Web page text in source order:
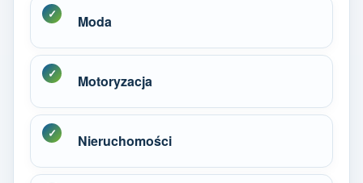
Moda
Motoryzacja
Nieruchomości